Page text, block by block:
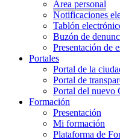
Área personal
Notificaciones
Tablón
Buzón de
Presentación de
Portales
Portal de la
Portal de
Portal del nuevo
Formación
Presentación
Mi formación
Plataforma de